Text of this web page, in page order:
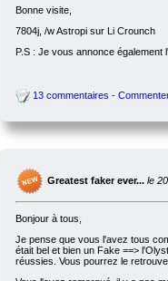
Bonne visite,
7804j, /w Astropi sur Li Crounch
P.S : Je vous annonce
13 commentaires -
Greatest faker ever... le
Bonjour à tous,
Je pense que vous l'avez tous
était bel et bien un Fake ==>
réussies. Vous pourrez le